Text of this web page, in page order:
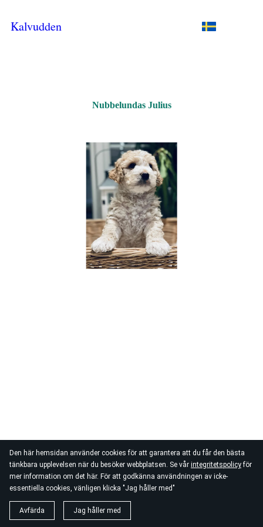
Den här hemsidan använder cookies för att garantera att du får den bästa
tänkbara upplevelsen när du besöker webbplatsen. Se vår integritetspolicyför
mer information om det här. För att godkänna användningen av icke-
essentiella cookies, vänligen klicka "Jag håller med"
Avfärda Jag håller med
Kalvudden
Nubbelundas Julius